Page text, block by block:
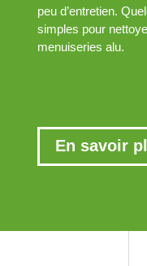
peu d’entretien.
simples pour
menuiseries alu.
En savoir